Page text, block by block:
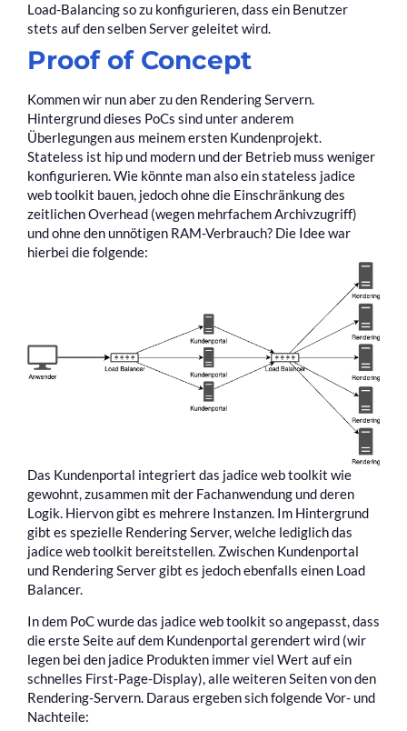
Load-Balancing so zu konfigurieren, dass ein Benutzer
stets auf den selben Server geleitet wird.
Proof of Concept
Kommen wir nun aber zu den Rendering Servern.
Hintergrund dieses PoCs sind unter anderem
Überlegungen aus meinem ersten Kundenprojekt.
Stateless ist hip und modern und der Betrieb muss weniger
konfigurieren. Wie könnte man also ein stateless jadice
web toolkit bauen, jedoch ohne die Einschränkung des
zeitlichen Overhead (wegen mehrfachem Archivzugriff)
und ohne den unnötigen RAM-Verbrauch? Die Idee war
hierbei die folgende:
Das Kundenportal integriert das jadice web toolkit wie
gewohnt, zusammen mit der Fachanwendung und deren
Logik. Hiervon gibt es mehrere Instanzen. Im Hintergrund
gibt es spezielle Rendering Server, welche lediglich das
jadice web toolkit bereitstellen. Zwischen Kundenportal
und Rendering Server gibt es jedoch ebenfalls einen Load
Balancer.
In dem PoC wurde das jadice web toolkit so angepasst, dass
die erste Seite auf dem Kundenportal gerendert wird (wir
legen bei den jadice Produkten immer viel Wert auf ein
schnelles First-Page-Display), alle weiteren Seiten von den
Rendering-Servern. Daraus ergeben sich folgende Vor- und
Nachteile: